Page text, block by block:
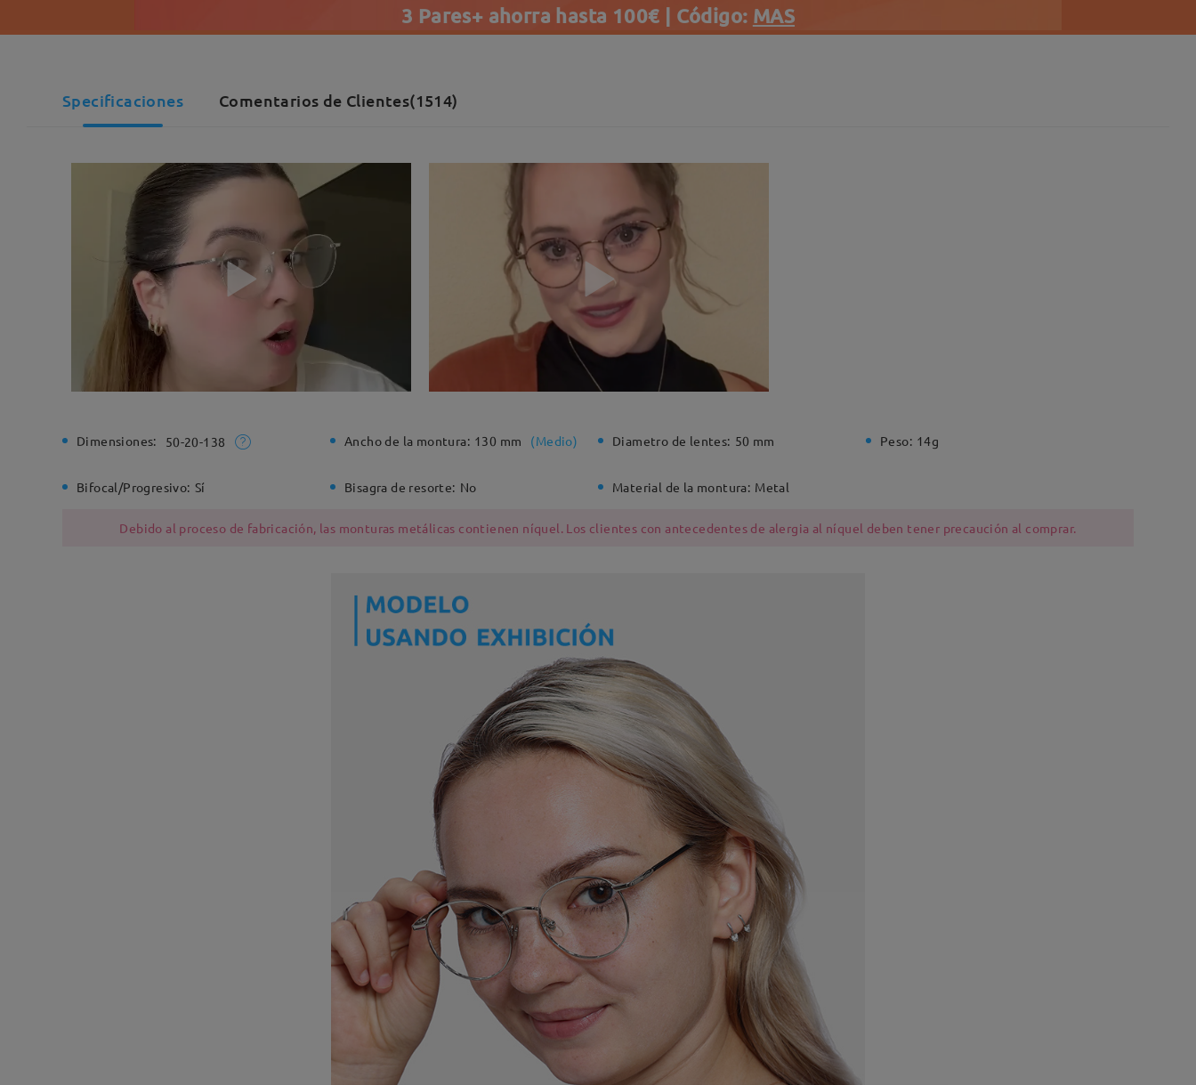
3 Pares+ ahorra hasta 100€ | Código: MAS
Specificaciones Comentarios de Clientes(1514)
Dimensiones: 50-20-138 Ancho de la montura: 130 mm (Medio) Diametro de lentes: 50 mm Peso: 14g
Bifocal/Progresivo: Sí Bisagra de resorte: No Material de la montura: Metal
Debido al proceso de fabricación, las monturas metálicas contienen níquel. Los clientes con antecedentes de alergia al níquel deben tener precaución al comprar.